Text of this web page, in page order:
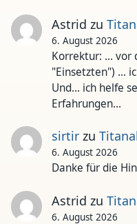
Astrid zu
6. August 2026
Korrektur: ... vor
"Einsetzten") ...
Und... ich helfe
Erfahrungen…
sirtirzu
6. August 2026
Danke für die
Astrid zu
6. August 2026